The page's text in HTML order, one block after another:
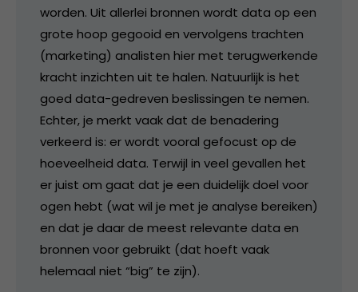
worden. Uit allerlei bronnen wordt data op een
grote hoop gegooid en vervolgens trachten
(marketing) analisten hier met terugwerkende
kracht inzichten uit te halen. Natuurlijk is het
goed data-gedreven beslissingen te nemen.
Echter, je merkt vaak dat de benadering
verkeerd is: er wordt vooral gefocust op de
hoeveelheid data. Terwijl in veel gevallen het
er juist om gaat dat je een duidelijk doel voor
ogen hebt (wat wil je met je analyse bereiken)
en dat je daar de meest relevante data en
bronnen voor gebruikt (dat hoeft vaak
helemaal niet “big” te zijn).